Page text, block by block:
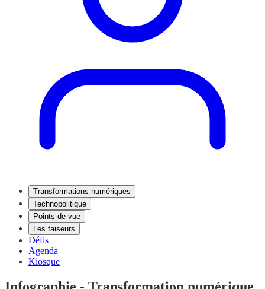
Transformations numériques
Technopolitique
Points de vue
Les faiseurs
Défis
Agenda
Kiosque